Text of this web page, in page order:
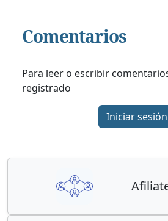
Comentarios
Para leer o escribir
registrado
Iniciar sesión